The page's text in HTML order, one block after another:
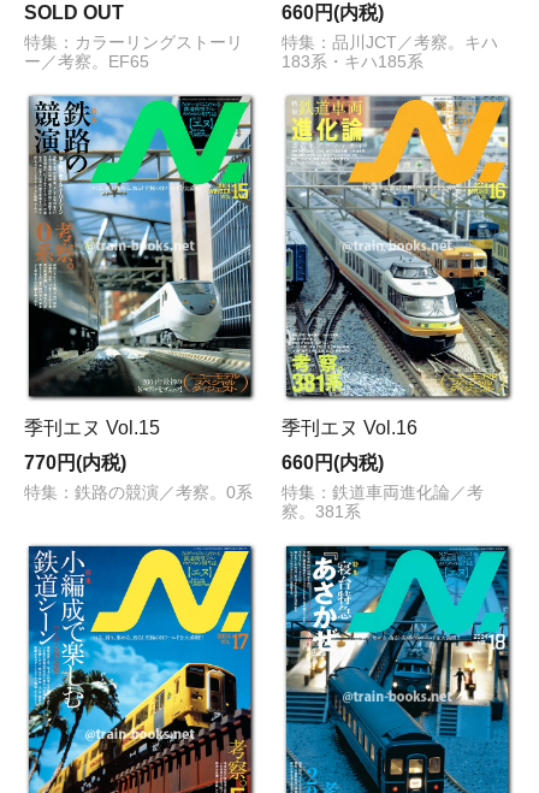
SOLD OUT
特集：カラーリングストーリ
ー／考察。EF65
660円(内税)
特集：品川JCT／考察。キハ
183系・キハ185系
季刊エヌ Vol.15
770円(内税)
特集：鉄路の競演／考察。0系
季刊エヌ Vol.16
660円(内税)
特集：鉄道車両進化論／考
察。381系